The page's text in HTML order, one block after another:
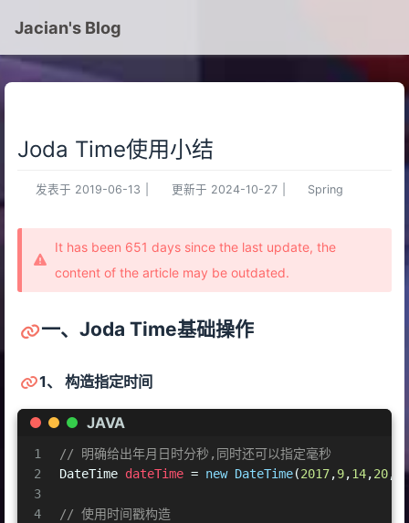
Jacian's Blog
Joda Time使用小结
发表于 2019-06-13 更新于 2024-10-27 Spring
It has been 651 days since the last update, the
content of the article may be outdated.
一、Joda Time基础操作
1、 构造指定时间
JAVA
1
2
3
4
// 明确给出年月日时分秒,同时还可以指定毫秒
DateTime dateTime = new DateTime(2017,9,14,20, 30
// 使用时间戳构造